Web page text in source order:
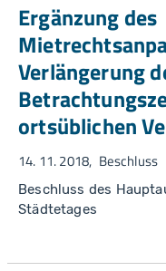
Ergänzung des
Verlängerung
ortsüblichen
14. 11. 2018 Beschluss
Beschluss des
Städtetages